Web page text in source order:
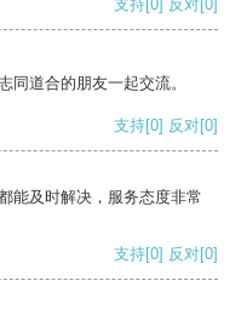
支持[0] 反对[0]
同道合的朋友一起交流。
支持[0] 反对[0]
能及时解决，服务态度非常
支持[0] 反对[0]